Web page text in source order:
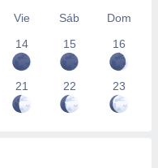
Vie Sáb
Dom
14 15 16
21 22 23